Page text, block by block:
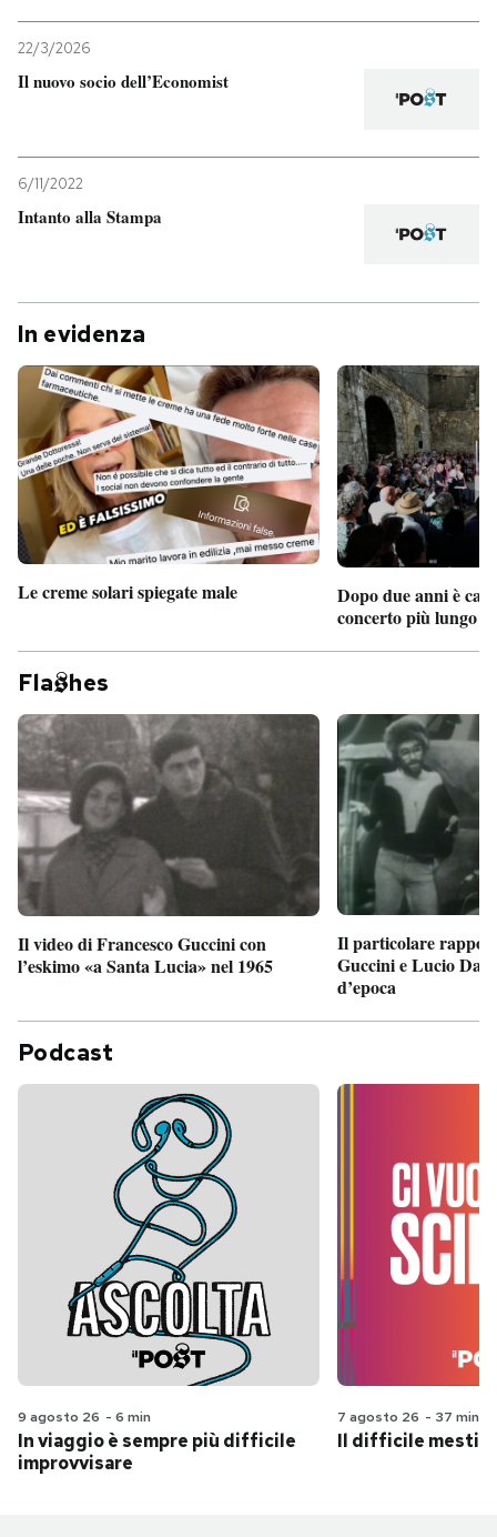
22/3/2026
Il nuovo socio dell’Economist
6/11/2022
Intanto alla Stampa
In evidenza
Le creme solari spiegate male
Dopo due anni è
concerto più lungo
Fla hes
Il video di Francesco Guccini con
l’eskimo «a Santa Lucia» nel 1965
Il particolare
Guccini e Lucio
d’epoca
Podcast
9 agosto 26 - 6 min
In viaggio è sempre più difficile
improvvisare
7 agosto 26 - 37 min
Il difficile